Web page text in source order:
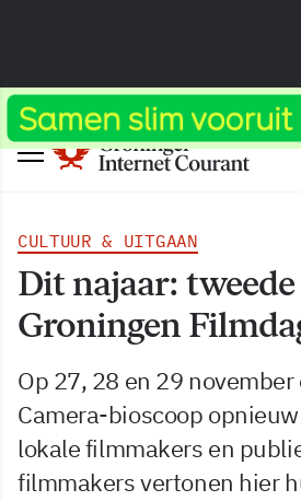
CULTUUR & UITGAAN
Dit najaar:
Groningen
Op 27, 28 en 29
Camera-bioscoop
lokale filmmakers en
filmmakers vertonen hier